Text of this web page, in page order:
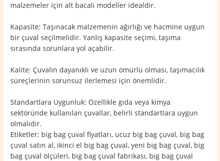
malzemeler için alt bacalı modeller idealdir.
Kapasite: Taşınacak malzemenin ağırlığı ve hacmine uygun
bir çuval seçilmelidir. Yanlış kapasite seçimi, taşıma
sırasında sorunlara yol açabilir.
Kalite: Çuvalın dayanıklı ve uzun ömürlü olması, taşımacılık
süreçlerinin sorunsuz ilerlemesi için önemlidir.
Standartlara Uygunluk: Özellikle gıda veya kimya
sektöründe kullanılan çuvallar, belirli standartlara uygun
olmalıdır.
Etiketler; big bag çuval fiyatları, ucuz big bag çuval, big bag
çuval satın al, ikinci el big bag çuval, yeni big bag çuval, big
bag çuval ölçüleri, big bag çuval fabrikası, big bag çuval